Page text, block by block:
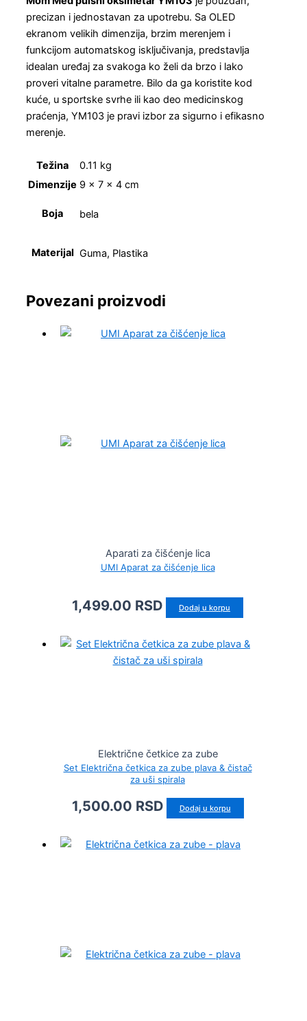
precizan i jednostavan za upotrebu. Sa OLED
ekranom velikih dimenzija, brzim merenjem i
funkcijom automatskog isključivanja, predstavlja
idealan uređaj za svakoga ko želi da brzo i lako
proveri vitalne parametre. Bilo da ga koristite kod
kuće, u sportske svrhe ili kao deo medicinskog
praćenja, YM103 je pravi izbor za sigurno i efikasno
merenje.
Težina
0.11 kg
Dimenzije 9 × 7 × 4 cm
Boja bela
Materijal Guma, Plastika
Povezani proizvodi
Aparati za čišćenje lica
UMI Aparat za čišćenje lica
1,499.00 RSD Dodaj u korpu
Električne četkice za zube
Set Električna četkica za zube plava & čistač
za uši spirala
1,500.00 RSD Dodaj u korpu